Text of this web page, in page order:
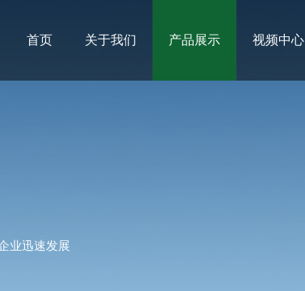
首页 关于我们 产品展示 视频中心
业迅速发展